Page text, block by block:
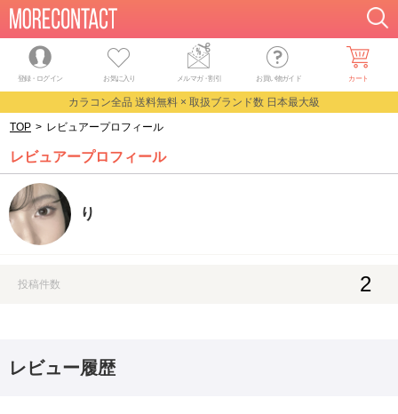
登録・ログイン お気に入り メルマガ・割引 お買い物ガイド カート
カラコン全品 送料無料 × 取扱ブランド数 日本最大級
TOP > レビュアープロフィール
レビュアープロフィール
り
投稿件数 2
レビュー履歴